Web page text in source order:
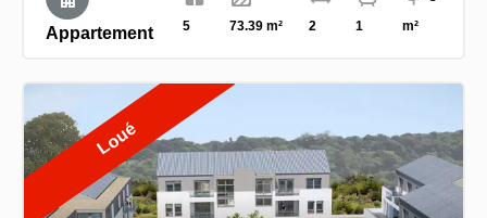
Appartement 5 73.39 m² 2 1
m²
Loué